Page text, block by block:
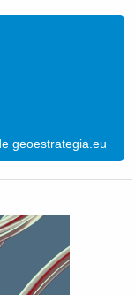
geoestrategia.eu